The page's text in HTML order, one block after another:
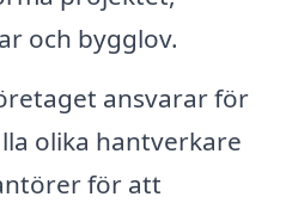
och bygglov.
ansvarar för
olika hantverkare
för att